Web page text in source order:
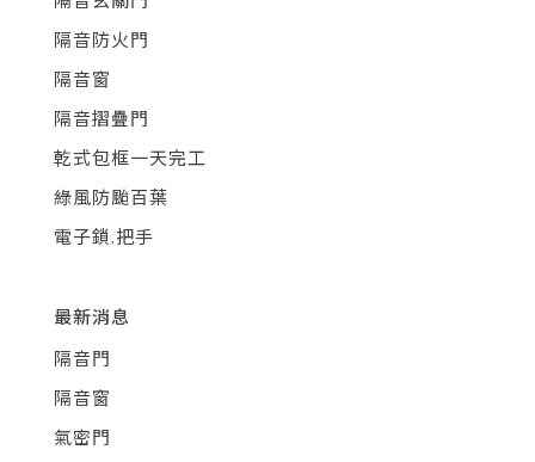
隔音防火門
隔音窗
隔音摺疊門
乾式包框一天完工
綠風防颱百葉
電子鎖.把手
最新消息
隔音門
隔音窗
氣密門